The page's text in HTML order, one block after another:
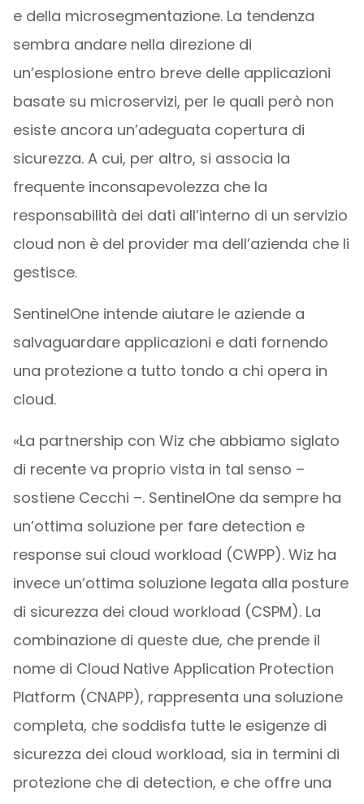
e della microsegmentazione. La tendenza
sembra andare nella direzione di
un’esplosione entro breve delle applicazioni
basate su microservizi, per le quali però non
esiste ancora un’adeguata copertura di
sicurezza. A cui, per altro, si associa la
frequente inconsapevolezza che la
responsabilità dei dati all’interno di un servizio
cloud non è del provider ma dell’azienda che li
gestisce.
SentinelOne intende aiutare le aziende a
salvaguardare applicazioni e dati fornendo
una protezione a tutto tondo a chi opera in
cloud.
«La partnership con Wiz che abbiamo siglato
di recente va proprio vista in tal senso –
sostiene Cecchi –. SentinelOne da sempre ha
un’ottima soluzione per fare detection e
response sui cloud workload (CWPP). Wiz ha
invece un’ottima soluzione legata alla posture
di sicurezza dei cloud workload (CSPM). La
combinazione di queste due, che prende il
nome di Cloud Native Application Protection
Platform (CNAPP), rappresenta una soluzione
completa, che soddisfa tutte le esigenze di
sicurezza dei cloud workload, sia in termini di
protezione che di detection, e che offre una